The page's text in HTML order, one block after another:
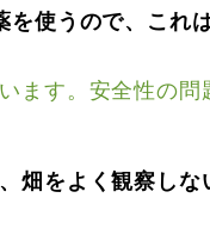
使うので、これ
ます。安全性の問
畑をよく観察し